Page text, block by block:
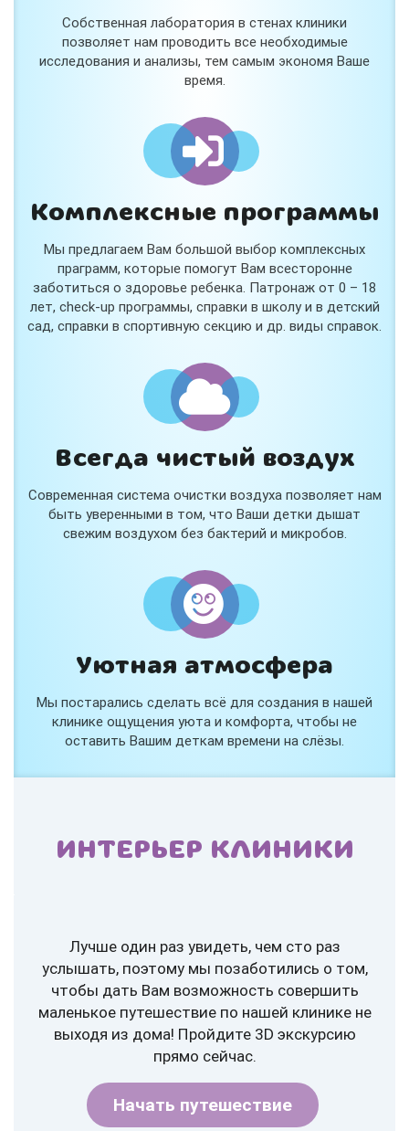
Собственная лаборатория в стенах клиники
позволяет нам проводить все необходимые
исследования и анализы, тем самым экономя Ваше
время.
Комплексные программы
Мы предлагаем Вам большой выбор комплексных
праграмм, которые помогут Вам всесторонне
заботиться о здоровье ребенка. Патронаж от 0 – 18
лет, check-up программы, справки в школу и в детский
сад, справки в спортивную секцию и др. виды справок.
Всегда чистый воздух
Современная система очистки воздуха позволяет нам
быть уверенными в том, что Ваши детки дышат
свежим воздухом без бактерий и микробов.
Уютная атмосфера
Мы постарались сделать всё для создания в нашей
клинике ощущения уюта и комфорта, чтобы не
оставить Вашим деткам времени на слёзы.
ИНТЕРЬЕР КЛИНИКИ
Лучше один раз увидеть, чем сто раз
услышать, поэтому мы позаботились о том,
чтобы дать Вам возможность совершить
маленькое путешествие по нашей клинике не
выходя из дома! Пройдите 3D экскурсию
прямо сейчас.
Начать путешествие
Работает наСтримвуд